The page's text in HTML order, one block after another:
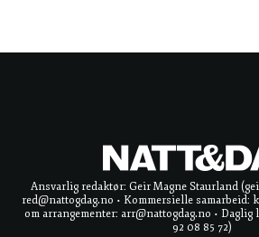
Ansvarlig redaktør: Geir Magne Staurland
red@nattogdag.no • Kommersielle samarbeid:
om arrangementer: arr@nattogdag.no •
92 08 85 72)